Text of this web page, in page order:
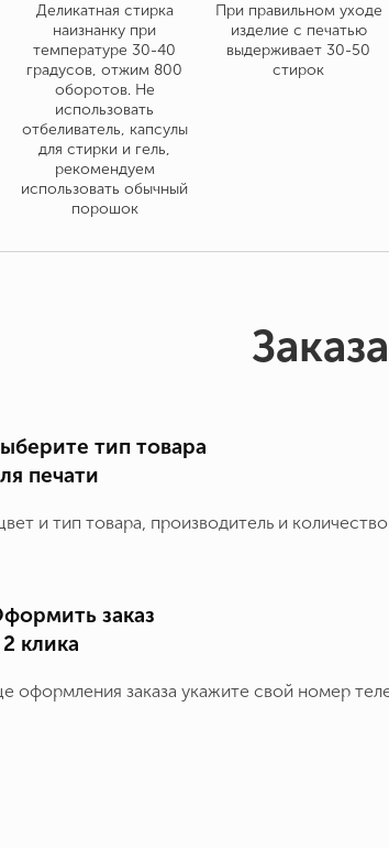
Деликатная стирка
наизнанку при
температуре 30-40
градусов, отжим 800
оборотов. Не
использовать
отбеливатель, капсулы
для стирки и гель,
рекомендуем
использовать обычный
порошок
При правильном уходе
изделие с печатью
выдерживает 30-50
стирок
тип товара
печати
и тип товара, производитель и количество
заказ
2 клика
оформления заказа укажите свой номер